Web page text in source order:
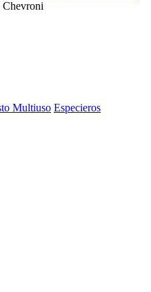
Multiuso Especieros